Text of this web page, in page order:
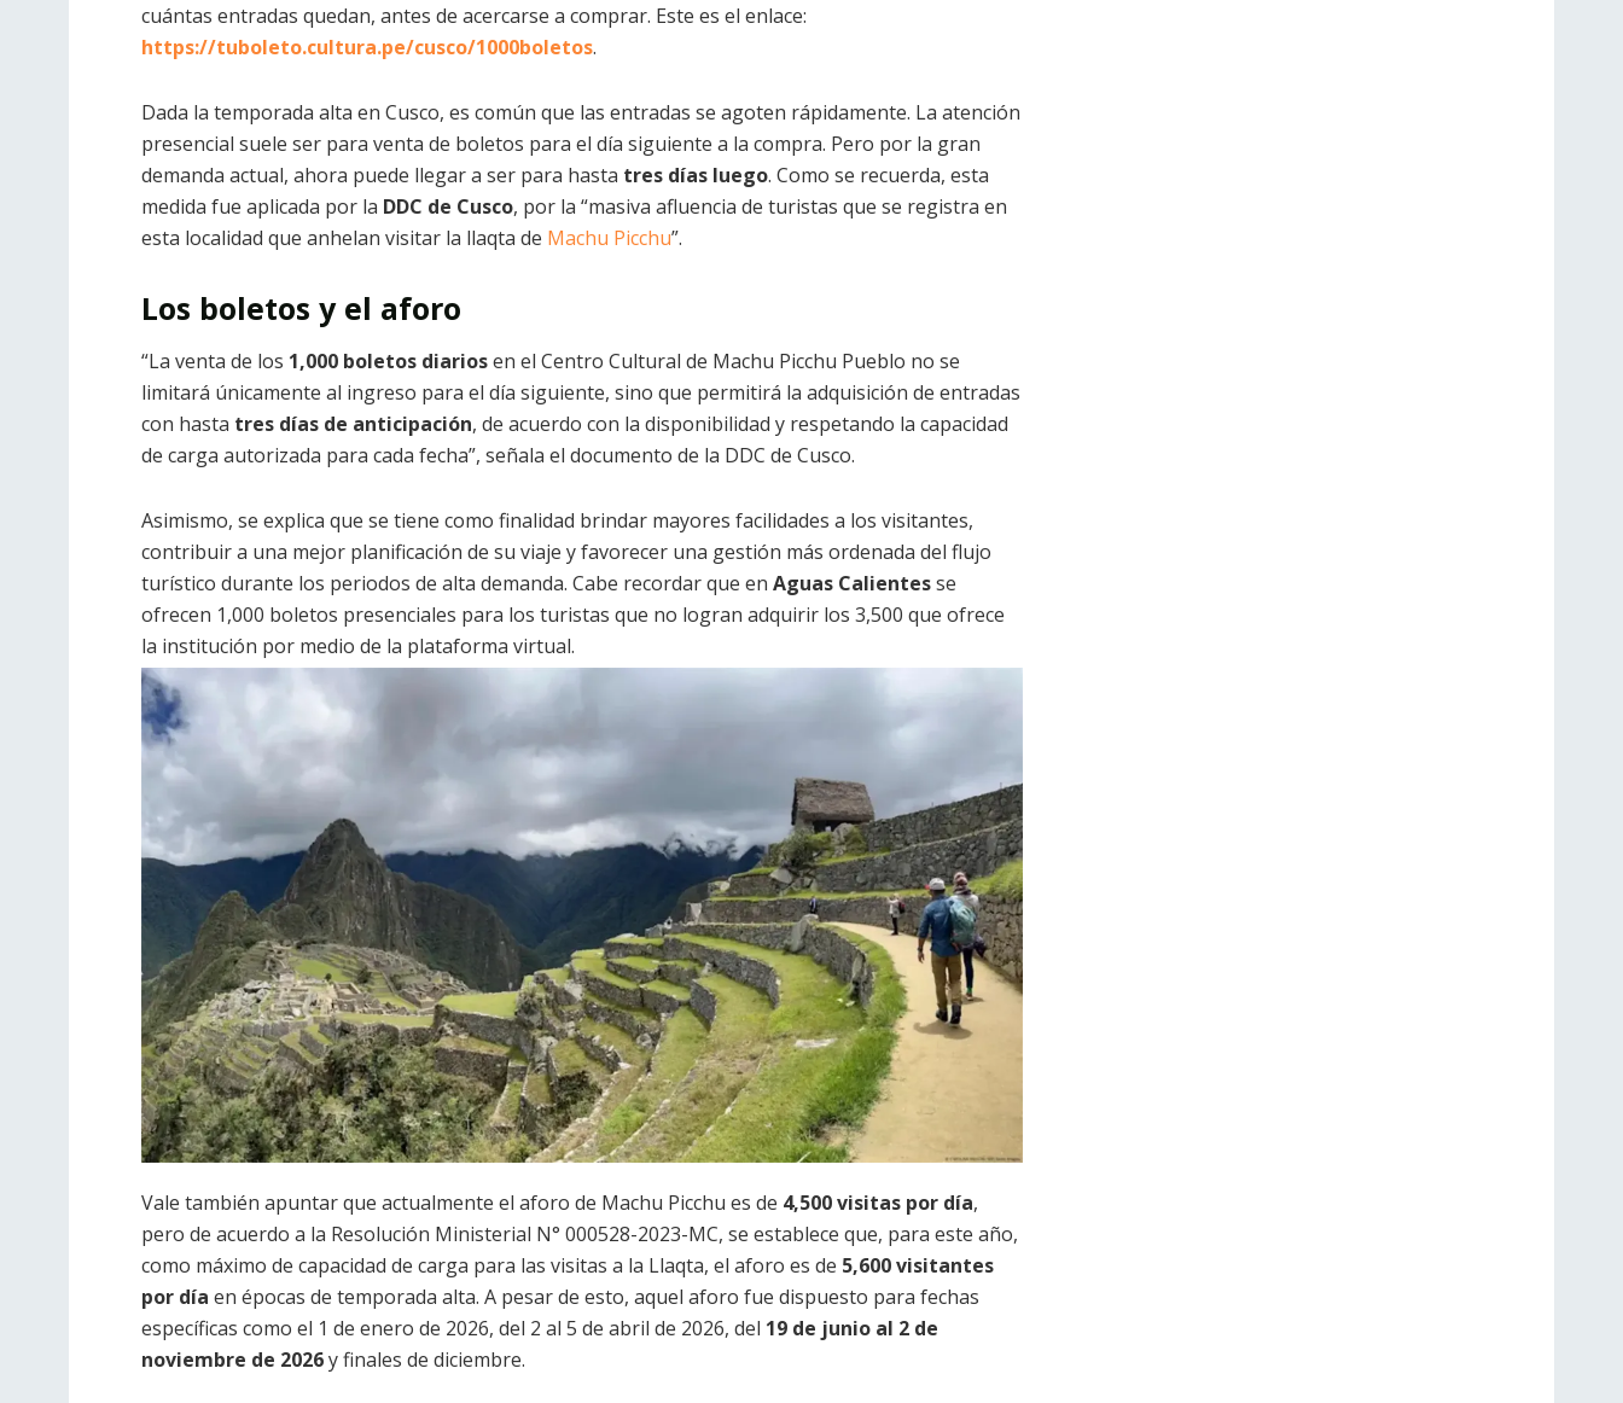
cuántas entradas quedan, antes de acercarse a comprar. Este es el enlace:
https://tuboleto.cultura.pe/cusco/1000boletos.
Dada la temporada alta en Cusco, es común que las entradas se agoten rápidamente. La atención
presencial suele ser para venta de boletos para el día siguiente a la compra. Pero por la gran
demanda actual, ahora puede llegar a ser para hasta tres días luego. Como se recuerda, esta
medida fue aplicada por la DDC de Cusco, por la “masiva afluencia de turistas que se registra en
esta localidad que anhelan visitar la llaqta de Machu Picchu”.
Los boletos y el aforo
“La venta de los 1,000 boletos diariosen el Centro Cultural de Machu Picchu Pueblo no se
limitará únicamente al ingreso para el día siguiente, sino que permitirá la adquisición de entradas
con hasta tres días de anticipación, de acuerdo con la disponibilidad y respetando la capacidad
de carga autorizada para cada fecha”, señala el documento de la DDC de Cusco.
Asimismo, se explica que se tiene como finalidad brindar mayores facilidades a los visitantes,
contribuir a una mejor planificación de su viaje y favorecer una gestión más ordenada del flujo
turístico durante los periodos de alta demanda. Cabe recordar que en Aguas Calientesse
ofrecen 1,000 boletos presenciales para los turistas que no logran adquirir los 3,500 que ofrece
la institución por medio de la plataforma virtual.
Vale también apuntar que actualmente el aforo de Machu Picchu es de 4,500 visitas por día,
pero de acuerdo a la Resolución Ministerial N° 000528-2023-MC, se establece que, para este año,
como máximo de capacidad de carga para las visitas a la Llaqta, el aforo es de 5,600 visitantes
por día en épocas de temporada alta. A pesar de esto, aquel aforo fue dispuesto para fechas
específicas como el 1 de enero de 2026, del 2 al 5 de abril de 2026, del 19 de junio al 2 de
noviembre de 2026y finales de diciembre.